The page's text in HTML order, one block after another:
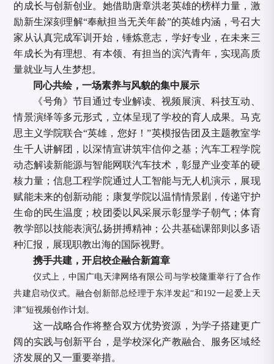
的成长与创新创业。她借助唐章洪老英雄的榜样力量，激
励新生深刻理解“奉献担当无关年龄”的英雄内涵，号召大
家从认真完成军训开始，锤炼意志，学好专业，在未来三
年成长为有理想、有本领、有担当的滨汽青年，实现高质
量就业与人生梦想。
同心共绘，一场素养与风貌的集中展示
《号角》节目通过专业解读、视频展演、科技互动、
情景演绎等多元形式，立体呈现了学校的育人成果。马克
思主义学院联合“英雄，您好！”英模报告团及主题教室学
生千人讲解团，以深情宣讲筑牢信仰之基；汽车工程学院
动态解读新能源与智能网联汽车技术，彰显产业变革的硬
核力量；信息工程学院通过人工智能与无人机演示，展现
赋能未来的创新动能；康复学院以温情情景剧，传递守护
生命的民生温度；校团委以风采展示彰显学子朝气；体育
教学部以技能表演弘扬拼搏精神；公共基础课部则以多语
种汇报，展现职教出海的国际视野。
携手共建，开启校企融合新篇章
仪式上，中国广电天津网络有限公司与学校隆重举行了合作
共建启动仪式。融合创新部总经理于东洋发起“和192一起爱上天
津”短视频创作计划。
这一战略合作将整合双方优势资源，为学子搭建更广
阔的实践与创新平台，是学校深化产教融合、服务区域经
济发展的又一重要举措。